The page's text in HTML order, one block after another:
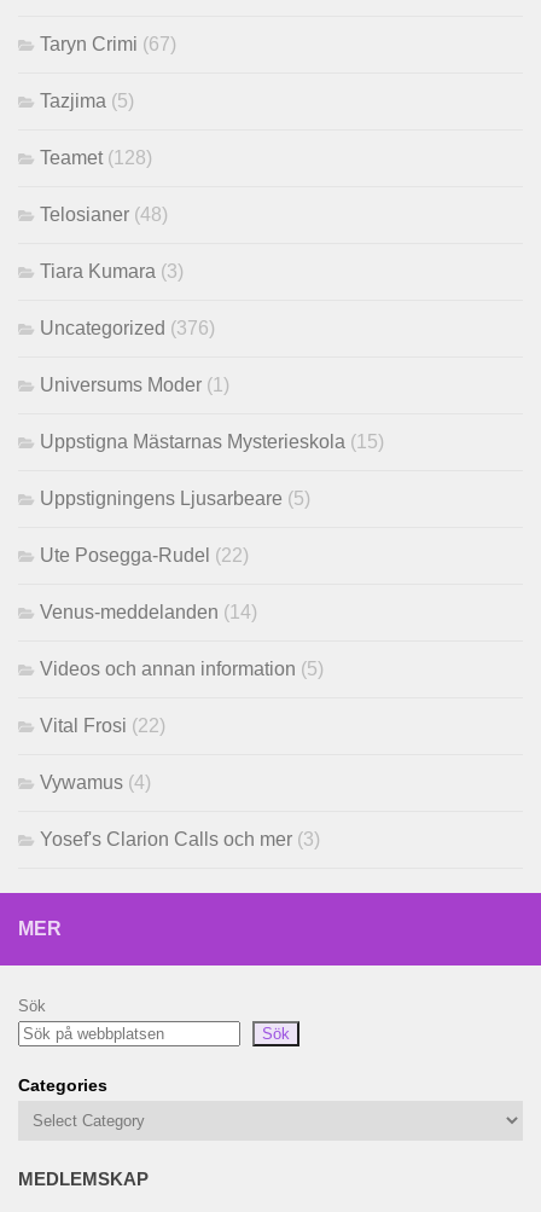
Taryn Crimi (67)
Tazjima (5)
Teamet (128)
Telosianer (48)
Tiara Kumara (3)
Uncategorized (376)
Universums Moder (1)
Uppstigna Mästarnas Mysterieskola (15)
Uppstigningens Ljusarbeare (5)
Ute Posegga-Rudel (22)
Venus-meddelanden (14)
Videos och annan information (5)
Vital Frosi (22)
Vywamus (4)
Yosef's Clarion Calls och mer (3)
MER
Sök
Sök
Categories
MEDLEMSKAP